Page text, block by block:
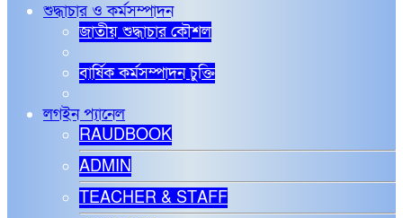
শুদ্ধাচার ও কর্মসম্পাদন
জাতীয় শুদ্ধাচার কৌশল
বার্ষিক কর্মসম্পাদন চুক্তি
লগইন প্যানেল
RAUDBOOK
ADMIN
TEACHER & STAFF